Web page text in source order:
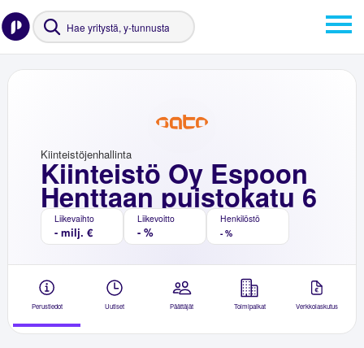
Kiinteistö Oy Espoon
Henttaan puistokatu 6
Kiinteistöjenhallinta
Liikevaihto
- milj. €
Liikevoitto
- %
Henkilöstö
- %
Perustiedot Uutiset Päättäjät Toimipaikat Verkkolaskutus